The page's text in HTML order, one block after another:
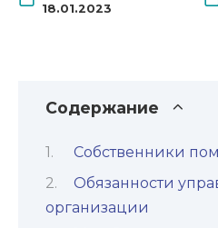
18.01.2023
Содержание
Собственники
Обязанности
организации